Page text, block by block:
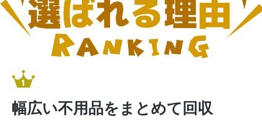
幅広い不用品をまとめて回収